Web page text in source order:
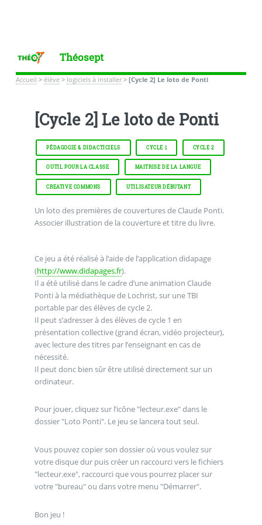
Théosept
Accueil > élève> logiciels à installer> [Cycle 2] Le loto de Ponti
[Cycle 2] Le loto de Ponti
PÉDAGOGIE & DIDACTICIELS CYCLE 1 CYCLE 2
OUTIL POUR LA CLASSE MAITRISE DE LA LANGUE
CREATIVE COMMONS UTILISATEUR DÉBUTANT
Un loto des premières de couvertures de Claude Ponti.
Associer illustration de la couverture et titre du livre.
Ce jeu a été réalisé à l’aide de l’application didapage
(http://www.didapages.fr).
Il a été utilisé dans le cadre d’une animation Claude
Ponti à la médiathèque de Lochrist, sur une TBI
portable par des élèves de cycle 2.
Il peut s’adresser à des élèves de cycle 1 en
présentation collective (grand écran, vidéo projecteur),
avec lecture des titres par l’enseignant en cas de
nécessité.
Il peut donc bien sûr être utilisé directement sur un
ordinateur.
Pour jouer, cliquez sur l’icône "lecteur.exe" dans le
dossier "Loto Ponti". Le jeu se lancera tout seul.
Vous pouvez copier son dossier où vous voulez sur
votre disque dur puis créer un raccourci vers le fichiers
"lecteur.exe", raccourci que vous pourrez placer sur
votre "bureau" ou dans votre menu "Démarrer".
Bon jeu !